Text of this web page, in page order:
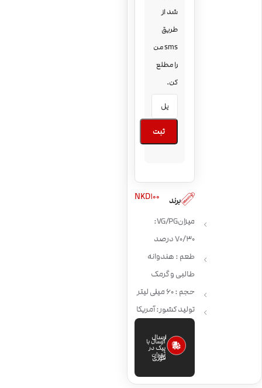
شد از
طریق
sms من
را مطلع
کن.
ثبت
برند NKD100
میزان VG/PG:
70/30 درصد
طعم : هندوانه
طالبی و گرمک
حجم : 60 میلی لیتر
تولید کشور: آمریکا
ارسال
فوری
ارسال با
پیک در
تهران